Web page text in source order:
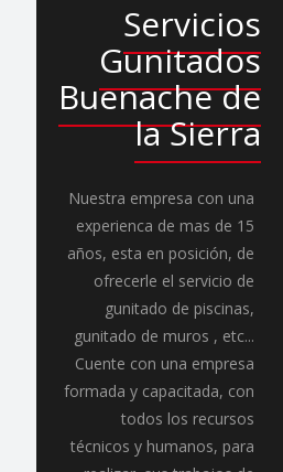
Servicios
Gunitados
Buenache de
la Sierra
Nuestra empresa con una
experienca de mas de 15
años, esta en posición, de
ofrecerle el servicio de
gunitado de piscinas,
gunitado de muros , etc...
Cuente con una empresa
formada y capacitada, con
todos los recursos
técnicos y humanos, para